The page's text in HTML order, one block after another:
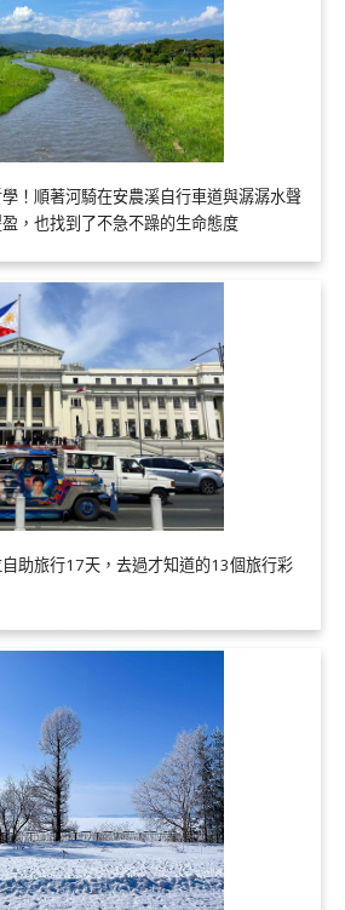
！順著河騎在安農溪自行車道與潺潺水聲
，也找到了不急不躁的生命態度
助旅行17天，去過才知道的13個旅行彩